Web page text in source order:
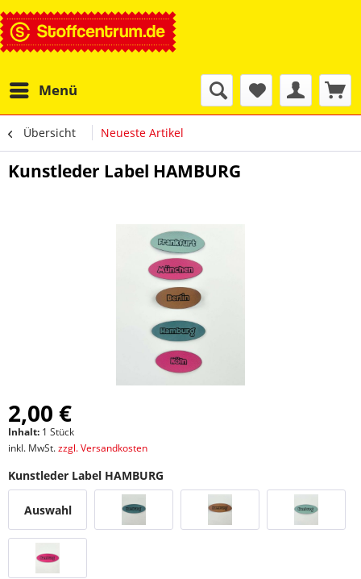
Menü
Übersicht Neueste Artikel
Kunstleder Label HAMBURG
2,00 €
Inhalt: 1 Stück
inkl. MwSt.zzgl. Versandkosten
Kunstleder Label HAMBURG
Auswahl